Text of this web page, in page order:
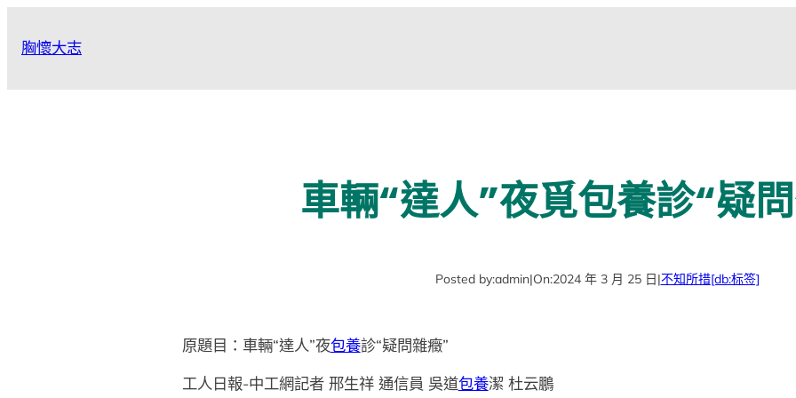
胸懷大志
車輛“達人”夜覓包養診“疑
Posted by:admin|On:2024 年 3 月 25 日|不知所措[db:标签]
原題目：車輛“達人”夜包養診“疑問雜癥”
工人日報-中工網記者 邢生祥 通信員 吳道包養潔 杜云鵬